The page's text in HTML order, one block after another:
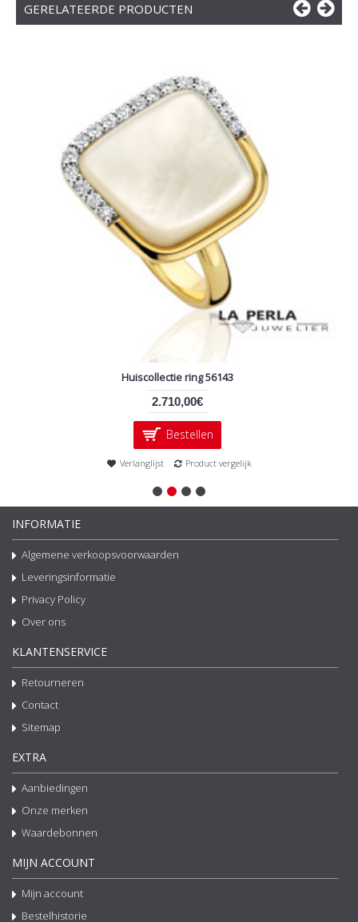
GERELATEERDE PRODUCTEN
Huiscollectie ring 56143
2.710,00€
Bestellen
Verlanglijst Product vergelijk
INFORMATIE
Algemene verkoopsvoorwaarden
Leveringsinformatie
Privacy Policy
Over ons
KLANTENSERVICE
Retourneren
Contact
Sitemap
EXTRA
Aanbiedingen
Onze merken
Waardebonnen
MIJN ACCOUNT
Mijn account
Bestelhistorie